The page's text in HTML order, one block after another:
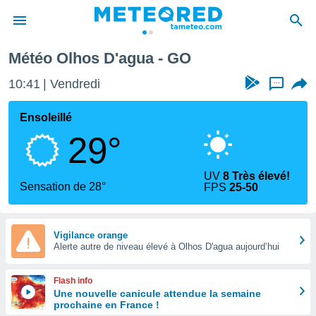
de
Météo Olhos D'agua - GO
10:41 Vendredi ...
Ensoleillé
29°
Sensation de 28°
UV8 Très élevé!
FPS25-50
Vigilance orange
Alerte autre de niveau élevé à Olhos D'agua aujourd’hui
Flash info
Une nouvelle canicule attendue la semaine
prochaine en France !